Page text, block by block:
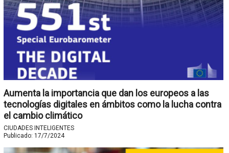
Aumenta la importancia que dan los europeos a las
tecnologías digitales en ámbitos como la lucha contra
el cambio climático
CIUDADES INTELIGENTES
Publicado: 17/7/2024